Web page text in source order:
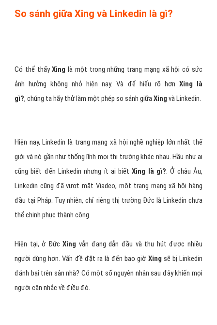
So sánh giữa Xing và Linkedin là gì?
Có thể thấyXing là một trong những trang mạng xã hội có sức
ảnh hưởng không nhỏ hiện nay. Và để hiểu rõ hơn Xing là
gì?, chúng ta hãy thử làm một phép so sánh giữaXing và Linkedin.
Hiện nay, Linkedin là trang mạng xã hội nghề nghiệp lớn nhất thế
giới và nó gần như thống lĩnh mọi thị trường khác nhau. Hầu như ai
cũng biết đến Linkedin nhưng ít ai biếtXing là gì?. Ở châu Âu,
Linkedin cũng đã vượt mặt Viadeo, một trang mạng xã hội hàng
đầu tại Pháp. Tuy nhiên, chỉ riêng thị trường Đức là Linkedin chưa
thể chinh phục thành công.
Hiện tại, ở ĐứcXingvẫn đang dẫn đầu và thu hút được nhiều
người dùng hơn. Vấn đề đặt ra là đến bao giờ Xing sẽ bị Linkedin
đánh bại trên sân nhà? Có một số nguyên nhân sau đây khiến mọi
người cân nhắc về điều đó.